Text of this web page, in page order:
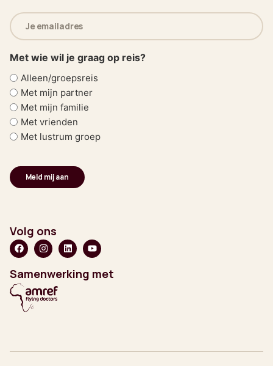
E-
mailadres
(Vereist)
Met wie wil je graag op reis?
Alleen/groepsreis
Met mijn partner
Met mijn familie
Met vrienden
Met lustrum groep
Volg ons
Samenwerking met